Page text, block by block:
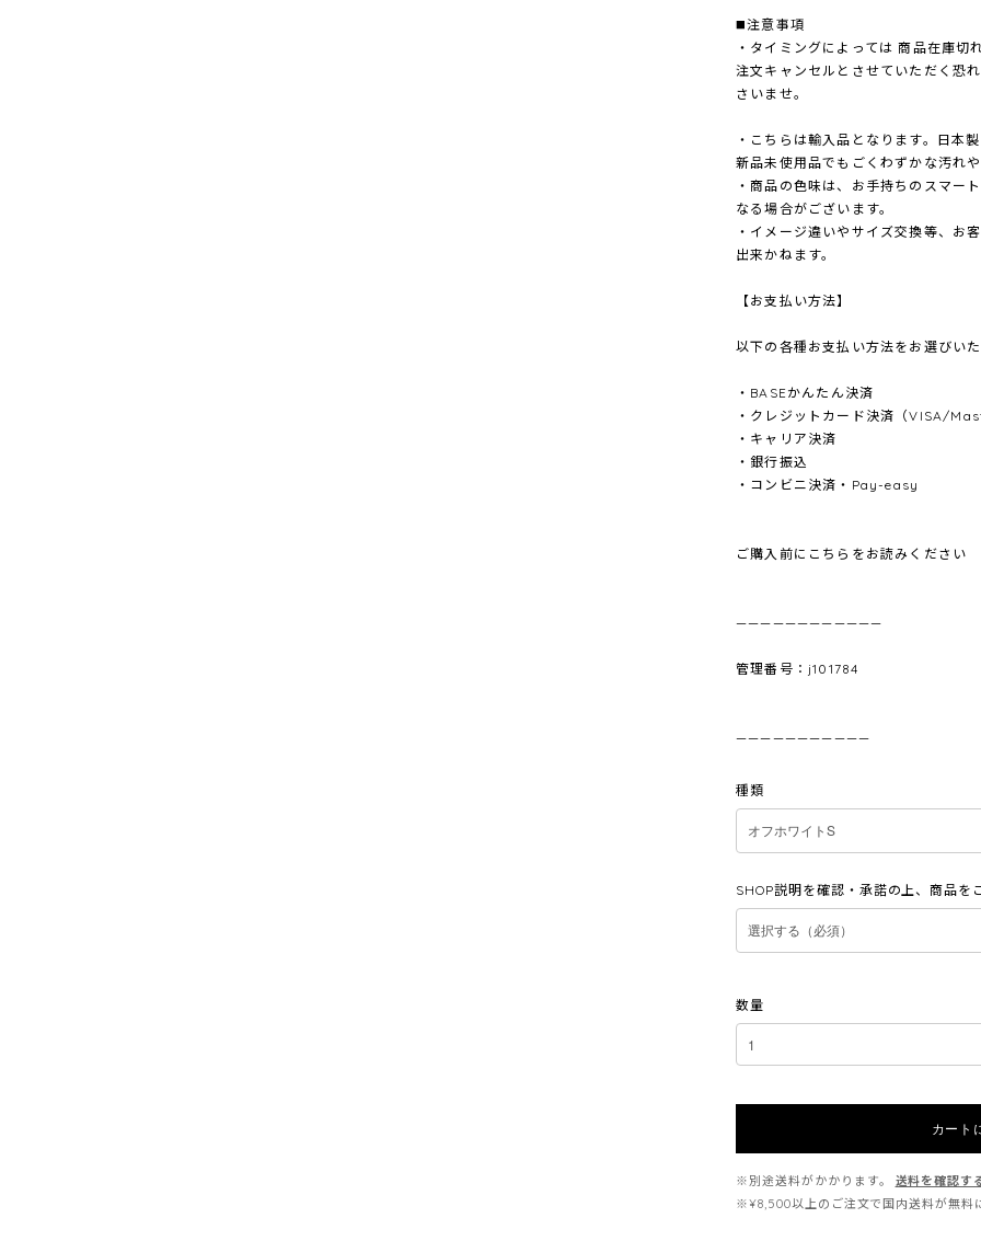
◼️注意事項
・タイミングによっては 商品在庫切
注文キャンセルとさせていただく恐
さいませ。
・こちらは輸入品となります。日本
新品未使用品でもごくわずかな汚れ
・商品の色味は、お手持ちのスマー
なる場合がございます。
・イメージ違いやサイズ交換等、お
出来かねます。
【お支払い方法】
以下の各種お支払い方法をお選びい
・BASEかんたん決済
・クレジットカード決済（VISA/
・キャリア決済
・銀行振込
・コンビニ決済・Pay-easy
ご購入前にこちらをお読みください
————————————
管理番号：j101784
———————————
種類
SHOP説明を確認・承諾の上、商品を
数量
カート
※別途送料がかかります。
送料を確認す
※¥8,500以上のご注文で国内送料が無料